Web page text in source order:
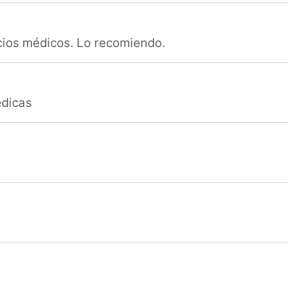
médicos. Lo recomiendo.